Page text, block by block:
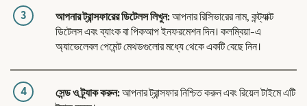
3 আপনার ট্রান্সফারের ডিটেলস লিখুন:আপনার রিসিভারের নাম, কন্ট্যাক্ট
ডিটেলস এবং ব্যাংক বা পিকআপ ইনফরমেশন দিন। কলম্বিয়া-এ
অ্যাভেলেবল পেমেন্ট মেথডগুলোর মধ্যে থেকে একটি বেছে নিন।
4 সেন্ড ও ট্র্যাক করুন:আপনার ট্রান্সফার নিশ্চিত করুন এবং রিয়েল টাইমে এটি